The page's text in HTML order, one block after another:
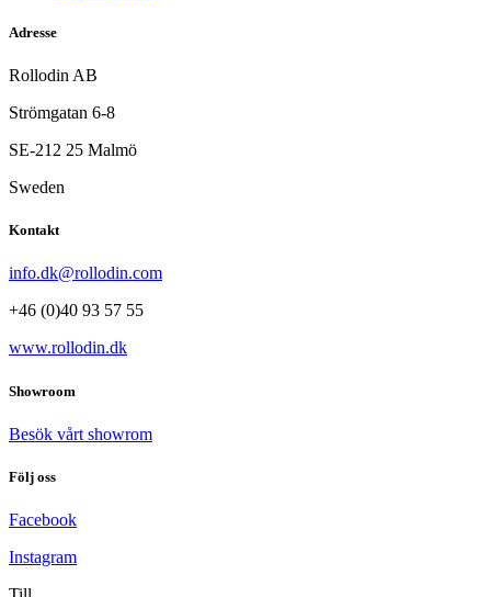
Adresse
Rollodin AB
Strömgatan 6-8
SE-212 25 Malmö
Sweden
Kontakt
info.dk@rollodin.com
+46 (0)40 93 57 55
www.rollodin.dk
Showroom
Besök vårt showrom
Följ oss
Facebook
Instagram